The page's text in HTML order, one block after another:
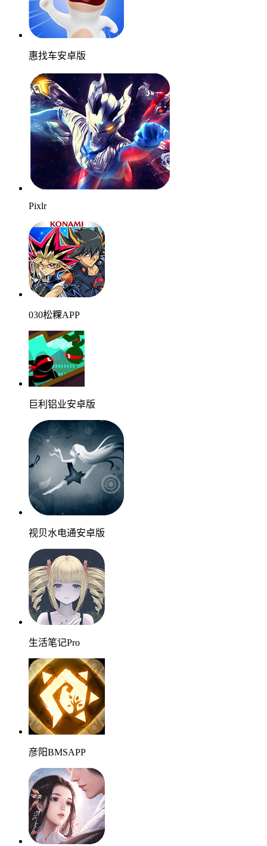
惠找车安卓版
Pixlr
030松粿APP
巨利铝业安卓版
视贝水电通安卓版
生活笔记Pro
彦阳BMSAPP